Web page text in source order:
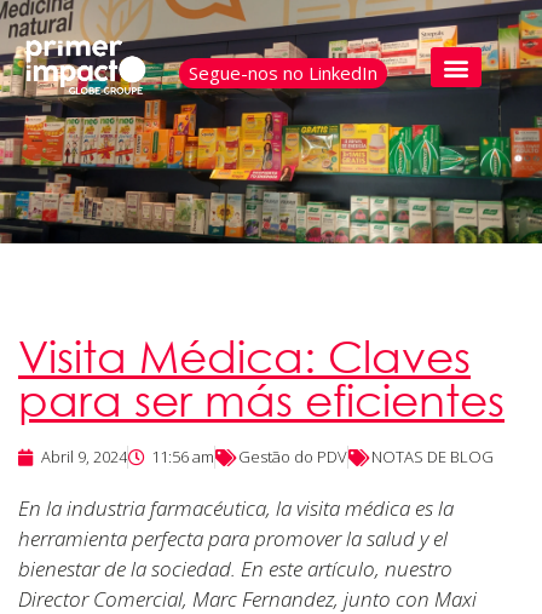
Segue-nos no LinkedIn
Visita Médica: Claves
para ser más eficientes
Abril 9, 2024 11:56 am Gestão do PDV NOTAS DE BLOG
En la industria farmacéutica, la visita médica es la
herramienta perfecta para promover la salud y el
bienestar de la sociedad. En este artículo, nuestro
Director Comercial, Marc Fernandez, junto con Maxi